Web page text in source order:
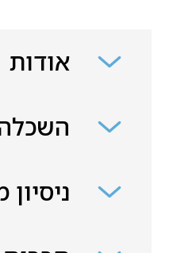
אודות